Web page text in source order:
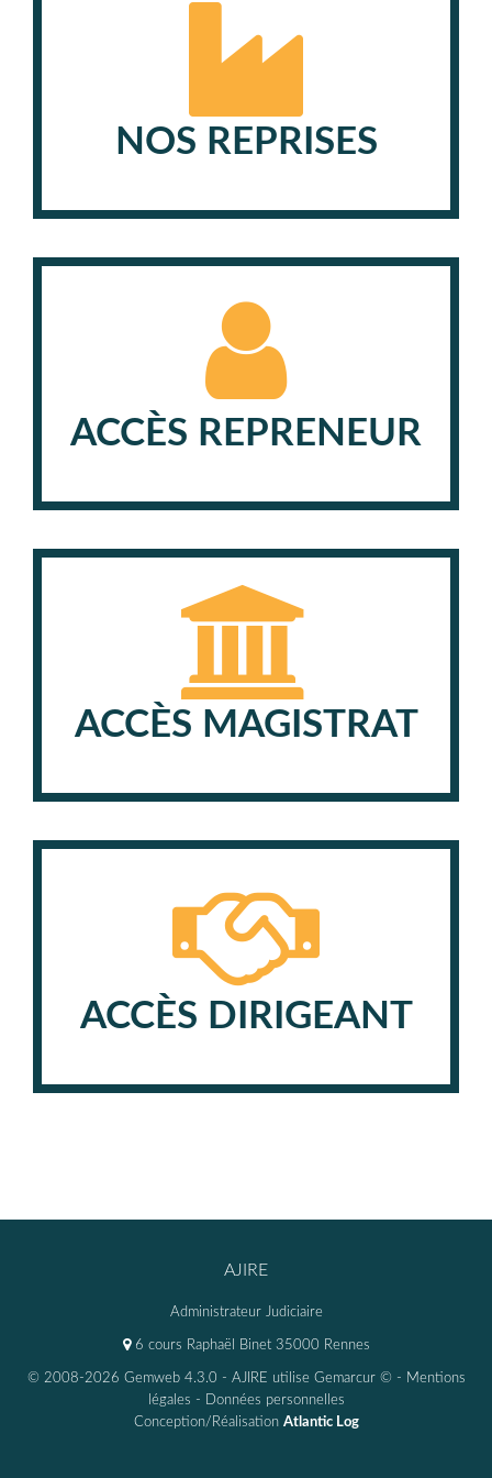
NOS REPRISES
ACCÈS REPRENEUR
ACCÈS MAGISTRAT
ACCÈS DIRIGEANT
AJIRE
Administrateur Judiciaire
6 cours Raphaël Binet 35000 Rennes
© 2008-2026 Gemweb 4.3.0 - AJIRE utilise Gemarcur © - Mentions
légales - Données personnelles
Conception/Réalisation Atlantic Log